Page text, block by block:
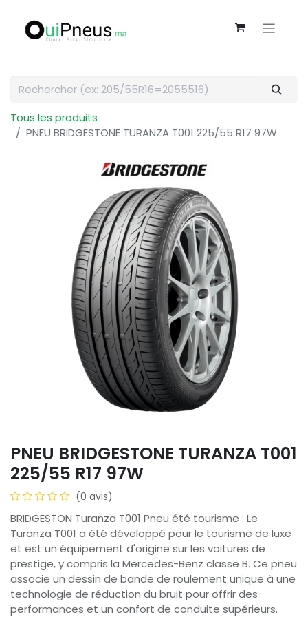
Tous les produits
PNEU BRIDGESTONE TURANZA T001 225/55 R17 97W
PNEU BRIDGESTONE TURANZA T001
225/55 R17 97W
(0 avis)
BRIDGESTON Turanza T001 Pneu été tourisme : Le
Turanza T001 a été développé pour le tourisme de luxe
et est un équipement d'origine sur les voitures de
prestige, y compris la Mercedes-Benz classe B. Ce pneu
associe un dessin de bande de roulement unique à une
technologie de réduction du bruit pour offrir des
performances et un confort de conduite supérieurs.